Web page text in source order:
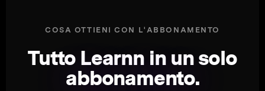
COSA OTTIENI CON L'ABBONAMENTO
Tutto Learnn in un solo
abbonamento.